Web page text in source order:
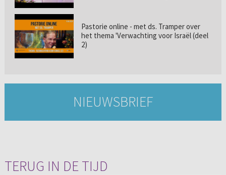
Pastorie online - met ds. Tramper over
het thema 'Verwachting voor Israël (deel
2)
NIEUWSBRIEF
TERUG IN DE TIJD